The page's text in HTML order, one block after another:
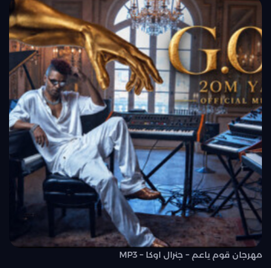
مهرجان قوم ياعم – جنرال اوكا – MP3